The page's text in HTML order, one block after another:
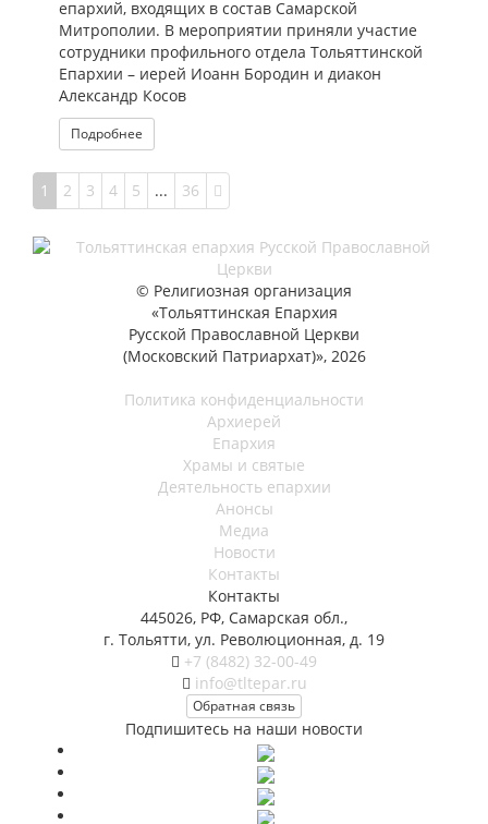
епархий, входящих в состав Самарской
Митрополии. В мероприятии приняли участие
сотрудники профильного отдела Тольяттинской
Епархии – иерей Иоанн Бородин и диакон
Александр Косов
Подробнее
1 2 3 4 5 ... 36
© Религиозная организация
«Тольяттинская Епархия
Русской Православной Церкви
(Московский Патриархат)», 2026
Политика конфиденциальности
Архиерей
Епархия
Храмы и святые
Деятельность епархии
Анонсы
Медиа
Новости
Контакты
Контакты
445026, РФ, Самарская обл.,
г. Тольятти, ул. Революционная, д. 19
+7 (8482) 32-00-49
info@tltepar.ru
Обратная связь
Подпишитесь на наши новости